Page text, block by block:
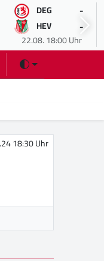
DEG -
HEV -
22.08. 18:00 Uhr
18:30 Uhr